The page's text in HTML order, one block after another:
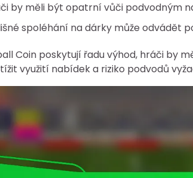
by měli být opatrní vůči podvodným
spoléhání na dárky může odvádět
Coin poskytují řadu výhod, hráči by
využití nabídek a riziko podvodů